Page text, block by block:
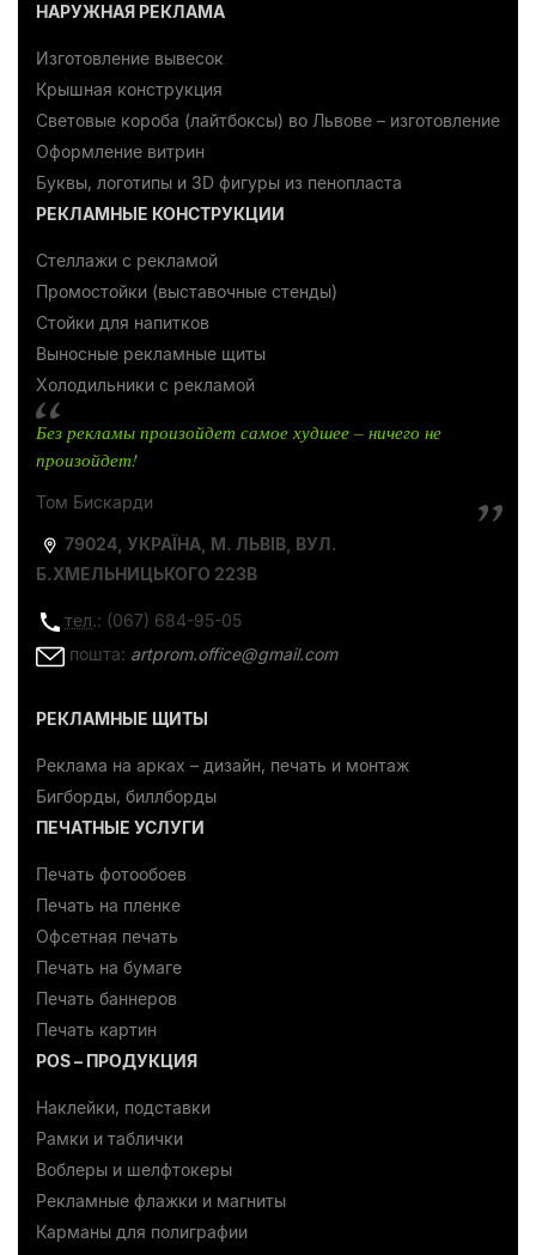
НАРУЖНАЯ РЕКЛАМА
Изготовление вывесок
Крышная конструкция
Световые короба (лайтбоксы) во Львове – изготовление
Оформление витрин
Буквы, логотипы и 3D фигуры из пенопласта
РЕКЛАМНЫЕ КОНСТРУКЦИИ
Стеллажи с рекламой
Промостойки (выставочные стенды)
Стойки для напитков
Выносные рекламные щиты
Холодильники с рекламой
Без рекламы произойдет самое худшее – ничего не
произойдет!
Том Бискарди
79024, УКРАЇНА, М. ЛЬВІВ, ВУЛ.
Б.ХМЕЛЬНИЦЬКОГО 223В
тел.: (067) 684-95-05
пошта: artprom.office@gmail.com
РЕКЛАМНЫЕ ЩИТЫ
Реклама на арках – дизайн, печать и монтаж
Бигборды, биллборды
ПЕЧАТНЫЕ УСЛУГИ
Печать фотообоев
Печать на пленке
Офсетная печать
Печать на бумаге
Печать баннеров
Печать картин
POS – ПРОДУКЦИЯ
Наклейки, подставки
Рамки и таблички
Воблеры и шелфтокеры
Рекламные флажки и магниты
Карманы для полиграфии